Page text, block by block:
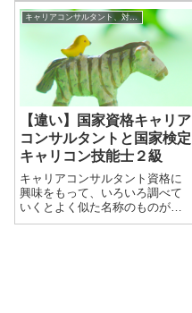
論からいうと、あなたが１時間
相談を受けることに対して、こ
れくらいなら満足という基準に
設定すべきですね。もし１時間
で５千円で満足と...
キャリアコンサルタント、対人支援に役立つ小話
【違い】国家資格キャリア
コンサルタントと国家検定
キャリコン技能士２級
キャリアコンサルタント資格に
興味をもって、いろいろ調べて
いくとよく似た名称のものが出
てきて混乱すると思います。 ど